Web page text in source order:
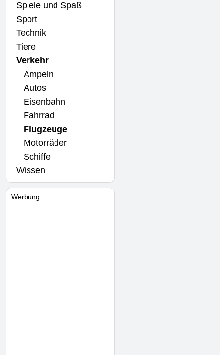
Spiele und Spaß
Sport
Technik
Tiere
Verkehr
Ampeln
Autos
Eisenbahn
Fahrrad
Flugzeuge
Motorräder
Schiffe
Wissen
Werbung